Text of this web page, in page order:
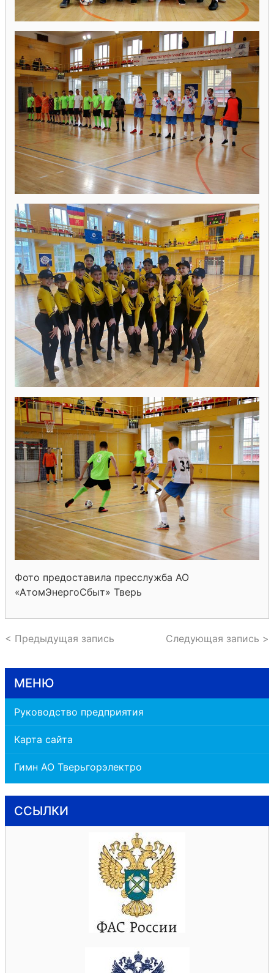
Фото предоставила пресслужба АО
«АтомЭнергоСбыт» Тверь
< Предыдущая запись Следующая запись >
МЕНЮ
Руководство предприятия
Карта сайта
Гимн АО Тверьгорэлектро
ССЫЛКИ